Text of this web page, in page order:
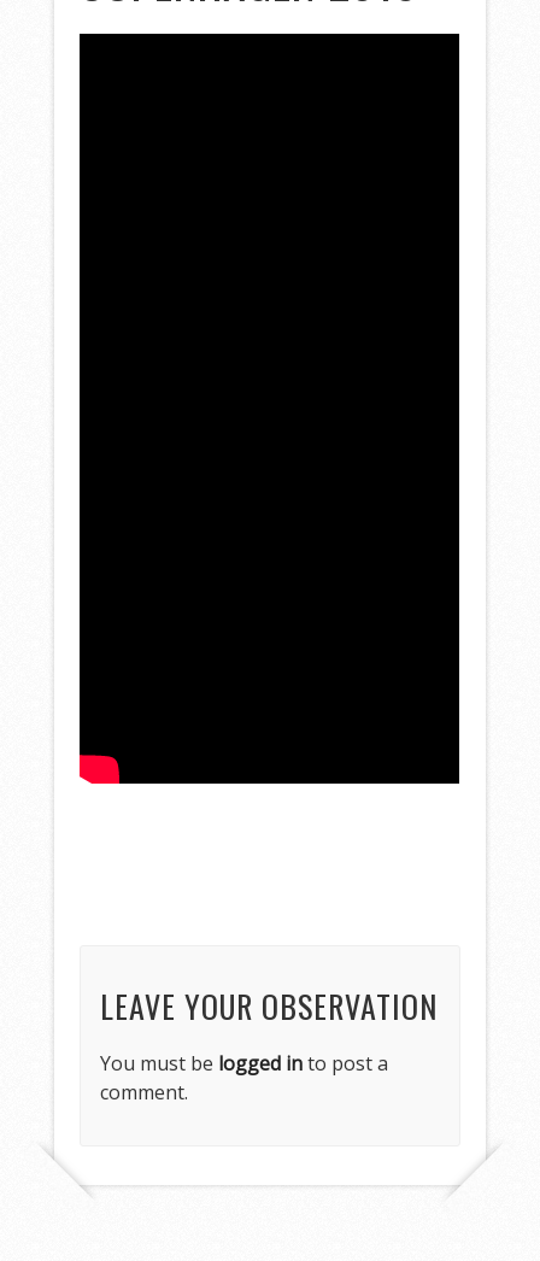
LEAVE YOUR OBSERVATION
You must be logged into post a
comment.